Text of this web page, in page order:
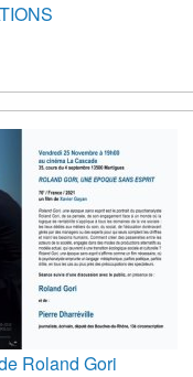
Roland Gori